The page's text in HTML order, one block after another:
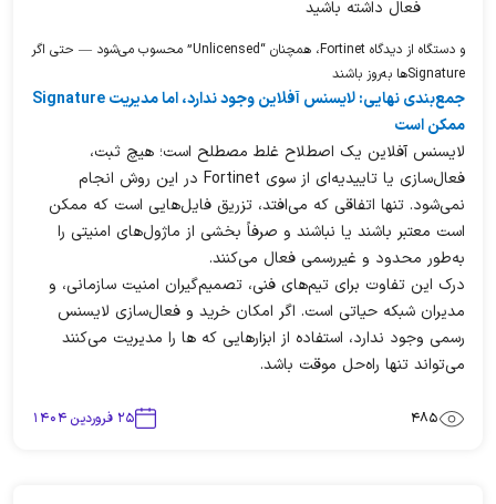
فعال داشته باشید
و دستگاه از دیدگاه Fortinet، همچنان “Unlicensed” محسوب می‌شود — حتی اگر
Signatureها به‌روز باشند
جمع‌بندی نهایی: لایسنس آفلاین وجود ندارد، اما مدیریت Signature
ممکن است
لایسنس آفلاین یک اصطلاح غلط مصطلح است؛ هیچ ثبت،
فعال‌سازی یا تاییدیه‌ای از سوی Fortinet در این روش انجام
نمی‌شود. تنها اتفاقی که می‌افتد، تزریق فایل‌هایی است که ممکن
است معتبر باشند یا نباشند و صرفاً بخشی از ماژول‌های امنیتی را
به‌طور محدود و غیررسمی فعال می‌کنند.
درک این تفاوت برای تیم‌های فنی، تصمیم‌گیران امنیت سازمانی، و
مدیران شبکه حیاتی است. اگر امکان خرید و فعال‌سازی لایسنس
رسمی وجود ندارد، استفاده از ابزارهایی که ها را مدیریت می‌کنند
می‌تواند تنها راه‌حل موقت باشد.
485 ۲۵ فروردین ۱۴۰۴